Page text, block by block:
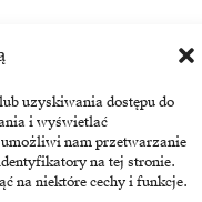
uzyskiwania dostępu do
i wyświetlać
umożliwi nam przetwarzanie
na tej stronie.
na niektóre cechy i funkcje.